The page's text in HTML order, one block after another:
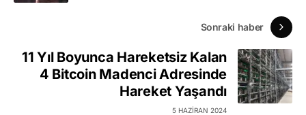
Sonraki haber
11 Yıl Boyunca Hareketsiz Kalan
4 Bitcoin Madenci Adresinde
Hareket Yaşandı
5 HAZIRAN 2024